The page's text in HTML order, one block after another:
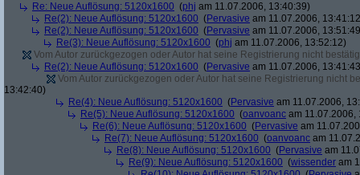
Re: Neue Auflösung: 5120x1600 (phj am 11.07.2006, 13:40:39)
Re(2): Neue Auflösung: 5120x1600 (Pervasive am 11.07.2006,
Re(2): Neue Auflösung: 5120x1600 (Pervasive am 11.07.2006,
Re(3): Neue Auflösung: 5120x1600 (phj am 11.07.2006, 13:52:12)
Vom Autor zurückgezogen oder Autor hat seine Registrierung nicht
Re(2): Neue Auflösung: 5120x1600 (Pervasive am 11.07.2006,
Vom Autor zurückgezogen oder Autor hat seine Registrierung nicht
13:42:40)
Re(4): Neue Auflösung: 5120x1600 (Pervasive am 11.07.2006,
Re(5): Neue Auflösung: 5120x1600 (oanvoanc am 11.07.2006,
Re(6): Neue Auflösung: 5120x1600 (Pervasive am
Re(7): Neue Auflösung: 5120x1600 (oanvoanc am
Re(8): Neue Auflösung: 5120x1600 (Pervasive am
Re(9): Neue Auflösung: 5120x1600 (wissender am